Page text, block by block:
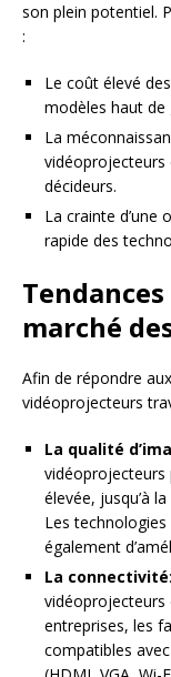
son plein potentiel.
:
Le coût élevé
modèles haut de
La
vidéoprojecteurs
décideurs.
La crainte d’une
rapide des
marché
Afin de répondre
vidéoprojecteurs
La qualité
élevée, jusqu’à
Les
également
La connectivité
vidéoprojecteurs
entreprises, les
compatibles